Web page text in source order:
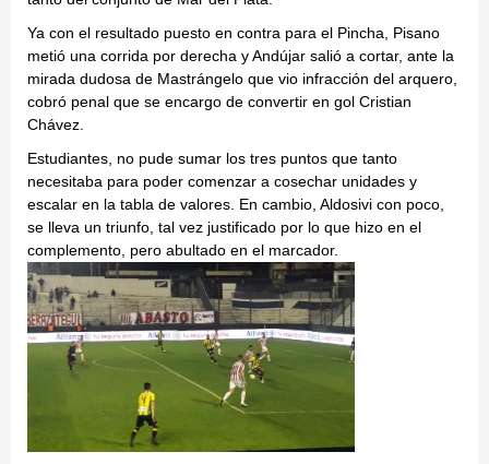
Ya con el resultado puesto en contra para el Pincha, Pisano
metió una corrida por derecha y Andújar salió a cortar, ante la
mirada dudosa de Mastrángelo que vio infracción del arquero,
cobró penal que se encargo de convertir en gol Cristian
Chávez.
Estudiantes, no pude sumar los tres puntos que tanto
necesitaba para poder comenzar a cosechar unidades y
escalar en la tabla de valores. En cambio, Aldosivi con poco,
se lleva un triunfo, tal vez justificado por lo que hizo en el
complemento, pero abultado en el marcador.